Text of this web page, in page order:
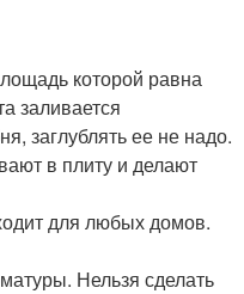
которой равна
заливается
заглублять ее не надо.
в плиту и делают
для любых домов.
Нельзя сделать